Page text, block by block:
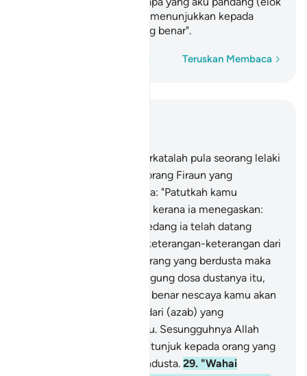
dijalankan), dan aku tidak menunjukkan kepada
kamu melainkan jalan yang benar".
Teruskan Membaca
Dan (pada saat itu) berkatalah pula seorang lelaki
yang beriman dari orang-orang Firaun yang
menyembunyikan imannya: "Patutkah kamu
membunuh seorang lelaki kerana ia menegaskan:
`Tuhanku ialah Allah? ' - sedang ia telah datang
kepada kamu membawa keterangan-keterangan dari
Tuhan kamu? Kalau ia seorang yang berdusta maka
dia lah yang akan menanggung dosa dustanya itu,
dan kalau ia seorang yang benar nescaya kamu akan
ditimpa oleh sebahagian dari (azab) yang
dijanjikannya kepada kamu. Sesungguhnya Allah
tidak memberi hidayah petunjuk kepada orang yang
melampaui batas, lagi pendusta. 29. "Wahai